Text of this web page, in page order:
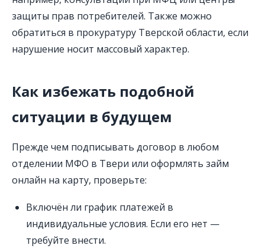
защиты прав потребителей. Также можно
обратиться в прокуратуру Тверской области, если
нарушение носит массовый характер.
Как избежать подобной
ситуации в будущем
Прежде чем подписывать договор в любом
отделении МФО в Твери или оформлять займ
онлайн на карту, проверьте:
Включён ли график платежей в
индивидуальные условия. Если его нет —
требуйте внести.